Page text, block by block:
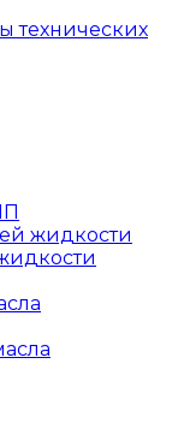
технических
жидкости